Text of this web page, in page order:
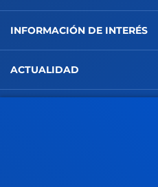
Despacho: Despacho A101
INFORMACIÓN DE INTERÉS
ACTUALIDAD